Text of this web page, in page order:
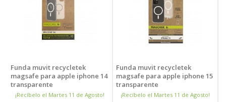
Funda muvit recycletek
magsafe para apple iphone 14
transparente
¡Recíbelo el Martes 11 de Agosto!
Funda muvit recycletek
magsafe para apple iphone 15
transparente
¡Recíbelo el Martes 11 de Agosto!